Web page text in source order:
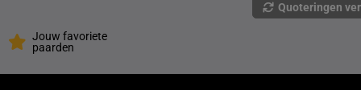
Quoteringen
Jouw favoriete
paarden